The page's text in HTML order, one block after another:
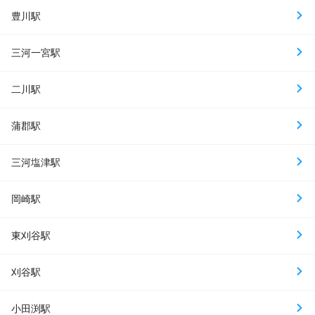
豊川駅
三河一宮駅
二川駅
蒲郡駅
三河塩津駅
岡崎駅
東刈谷駅
刈谷駅
小田渕駅